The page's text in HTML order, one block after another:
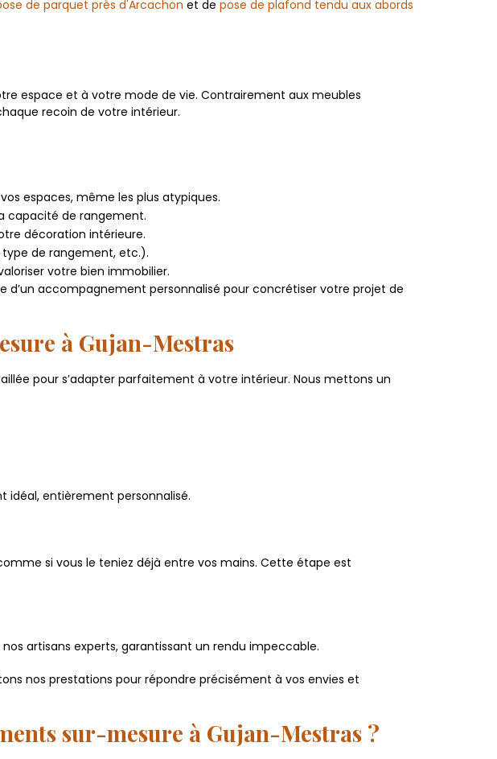
de parquet près d'Arcachon et de pose de plafond tendu aux abords
espace et à votre mode de vie. Contrairement aux meubles
recoin de votre intérieur.
espaces, même les plus atypiques.
capacité de rangement.
décoration intérieure.
type de rangement, etc.).
votre bien immobilier.
d’un accompagnement personnalisé pour concrétiser votre projet de
à Gujan-Mestras
pour s’adapter parfaitement à votre intérieur. Nous mettons un
idéal, entièrement personnalisé.
si vous le teniez déjà entre vos mains. Cette étape est
artisans experts, garantissant un rendu impeccable.
nos prestations pour répondre précisément à vos envies et
sur-mesure à Gujan-Mestras ?